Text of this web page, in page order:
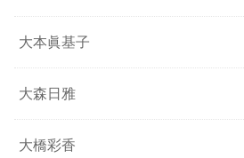
大本眞基子
大森日雅
大橋彩香